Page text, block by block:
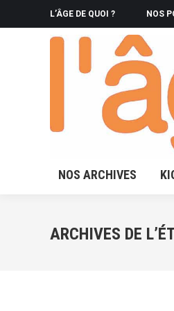
L’ÂGE DE QUOI ? NOS
NOS ARCHIVES
ARCHIVES DE